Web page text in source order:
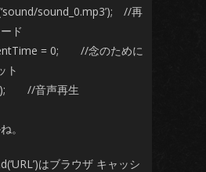
sound_0.mp3’); //再
ド
= 0; //念のために
ト
//音声再生
。
はブラウザ キャッシ